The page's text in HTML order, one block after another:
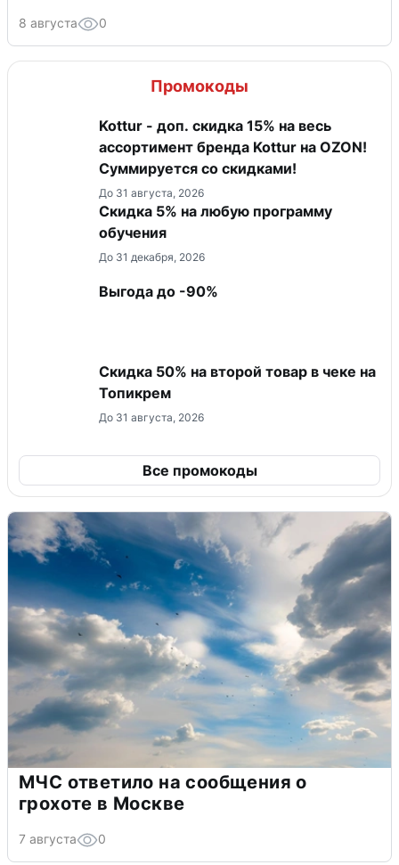
8 августа 0
Промокоды
Kottur - доп. скидка 15% на весь
ассортимент бренда Kottur на OZON!
Суммируется со скидками!
До 31 августа, 2026
Скидка 5% на любую программу
обучения
До 31 декабря, 2026
Выгода до -90%
Скидка 50% на второй товар в чеке на
Топикрем
До 31 августа, 2026
Все промокоды
МЧС ответило на сообщения о
грохоте в Москве
7 августа 0